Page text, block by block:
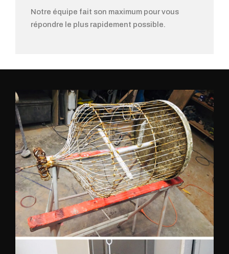
Notre équipe fait son maximum pour vous
répondre le plus rapidement possible.